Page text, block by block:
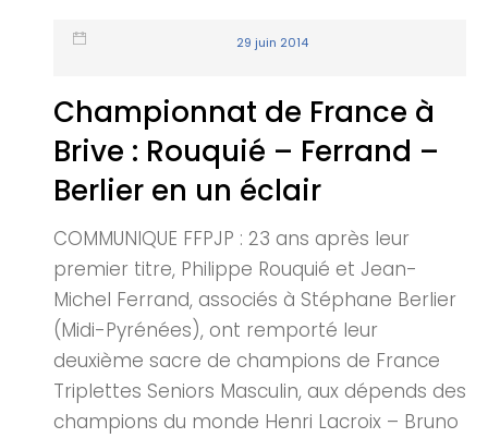
29 juin 2014
Championnat de France à
Brive : Rouquié – Ferrand –
Berlier en un éclair
COMMUNIQUE FFPJP : 23 ans après leur
premier titre, Philippe Rouquié et Jean-
Michel Ferrand, associés à Stéphane Berlier
(Midi-Pyrénées), ont remporté leur
deuxième sacre de champions de France
Triplettes Seniors Masculin, aux dépends des
champions du monde Henri Lacroix – Bruno